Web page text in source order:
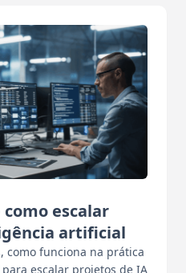
como escalar
artificial
como funciona na prática
escalar projetos de IA